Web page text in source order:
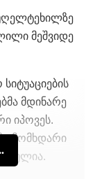
მეშვიდე
მდინარე
იპოვეს.
მომხდარი